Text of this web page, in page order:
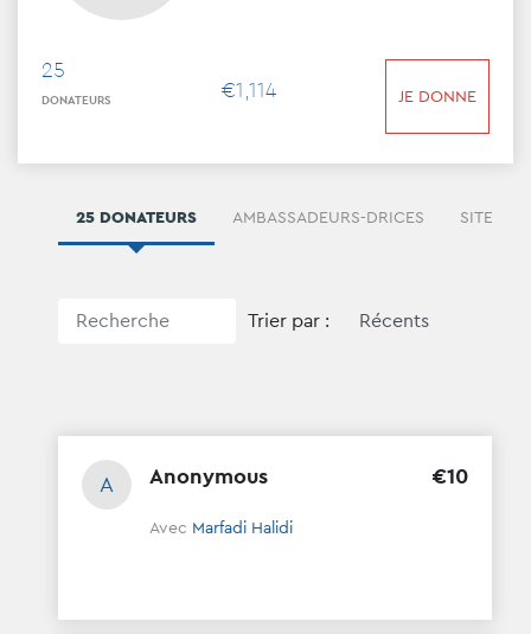
25
DONATEURS €1,114 JE DONNE
25 DONATEURS AMBASSADEURS-DRICES SITES
Trier par :
A Anonymous €10
Avec Marfadi Halidi